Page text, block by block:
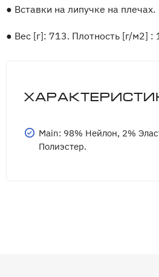
● Вставки на липучке на плечах.
● Вес [г]: 713. Плотность [г/м2] :
Main: 98% Нейлон, 2%
Полиэстер.